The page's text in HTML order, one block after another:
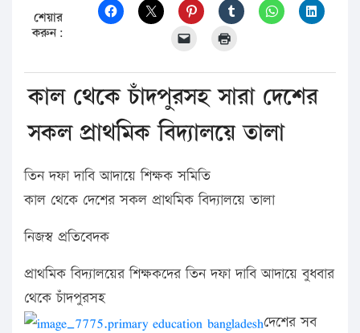
শেয়ার
করুন:
কাল থেকে চাঁদপুরসহ সারা দেশের
সকল প্রাথমিক বিদ্যালয়ে তালা
তিন দফা দাবি আদায়ে শিক্ষক সমিতি
কাল থেকে দেশের সকল প্রাথমিক বিদ্যালয়ে তালা
নিজস্ব প্রতিবেদক
প্রাথমিক বিদ্যালয়ের শিক্ষকদের তিন দফা দাবি আদায়ে বুধবার
থেকে চাঁদপুরসহ
দেশের সব